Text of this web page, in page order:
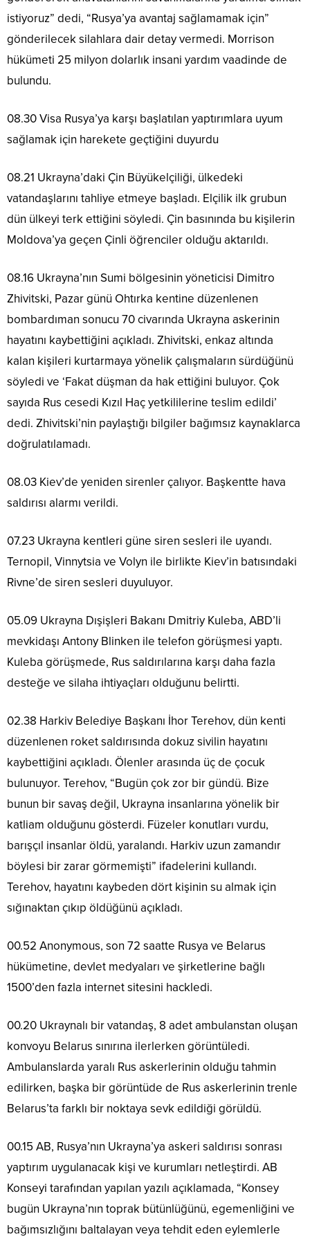
istiyoruz” dedi, “Rusya’ya avantaj sağlamamak için”
gönderilecek silahlara dair detay vermedi. Morrison
hükümeti 25 milyon dolarlık insani yardım vaadinde de
bulundu.
08.30 Visa Rusya’ya karşı başlatılan yaptırımlara uyum
sağlamak için harekete geçtiğini duyurdu
08.21 Ukrayna’daki Çin Büyükelçiliği, ülkedeki
vatandaşlarını tahliye etmeye başladı. Elçilik ilk grubun
dün ülkeyi terk ettiğini söyledi. Çin basınında bu kişilerin
Moldova’ya geçen Çinli öğrenciler olduğu aktarıldı.
08.16 Ukrayna’nın Sumi bölgesinin yöneticisi Dimitro
Zhivitski, Pazar günü Ohtırka kentine düzenlenen
bombardıman sonucu 70 civarında Ukrayna askerinin
hayatını kaybettiğini açıkladı. Zhivitski, enkaz altında
kalan kişileri kurtarmaya yönelik çalışmaların sürdüğünü
söyledi ve ‘Fakat düşman da hak ettiğini buluyor. Çok
sayıda Rus cesedi Kızıl Haç yetkililerine teslim edildi’
dedi. Zhivitski’nin paylaştığı bilgiler bağımsız kaynaklarca
doğrulatılamadı.
08.03 Kiev’de yeniden sirenler çalıyor. Başkentte hava
saldırısı alarmı verildi.
07.23 Ukrayna kentleri güne siren sesleri ile uyandı.
Ternopil, Vinnytsia ve Volyn ile birlikte Kiev’in batısındaki
Rivne’de siren sesleri duyuluyor.
05.09 Ukrayna Dışişleri Bakanı Dmitriy Kuleba, ABD’li
mevkidaşı Antony Blinken ile telefon görüşmesi yaptı.
Kuleba görüşmede, Rus saldırılarına karşı daha fazla
desteğe ve silaha ihtiyaçları olduğunu belirtti.
02.38 Harkiv Belediye Başkanı İhor Terehov, dün kenti
düzenlenen roket saldırısında dokuz sivilin hayatını
kaybettiğini açıkladı. Ölenler arasında üç de çocuk
bulunuyor. Terehov, “Bugün çok zor bir gündü. Bize
bunun bir savaş değil, Ukrayna insanlarına yönelik bir
katliam olduğunu gösterdi. Füzeler konutları vurdu,
barışçıl insanlar öldü, yaralandı. Harkiv uzun zamandır
böylesi bir zarar görmemişti” ifadelerini kullandı.
Terehov, hayatını kaybeden dört kişinin su almak için
sığınaktan çıkıp öldüğünü açıkladı.
00.52 Anonymous, son 72 saatte Rusya ve Belarus
hükümetine, devlet medyaları ve şirketlerine bağlı
1500’den fazla internet sitesini hackledi.
00.20 Ukraynalı bir vatandaş, 8 adet ambulanstan oluşan
konvoyu Belarus sınırına ilerlerken görüntüledi.
Ambulanslarda yaralı Rus askerlerinin olduğu tahmin
edilirken, başka bir görüntüde de Rus askerlerinin trenle
Belarus’ta farklı bir noktaya sevk edildiği görüldü.
00.15 AB, Rusya’nın Ukrayna’ya askeri saldırısı sonrası
yaptırım uygulanacak kişi ve kurumları netleştirdi. AB
Konseyi tarafından yapılan yazılı açıklamada, “Konsey
bugün Ukrayna’nın toprak bütünlüğünü, egemenliğini ve
bağımsızlığını baltalayan veya tehdit eden eylemlerle